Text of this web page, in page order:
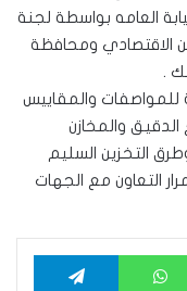
العامه بواسطة لجنة
الاقتصادي ومحافظة
.
للمواصفات والمقاييس
والمخازن
التخزين السليم
التعاون مع الجهات
واتساب